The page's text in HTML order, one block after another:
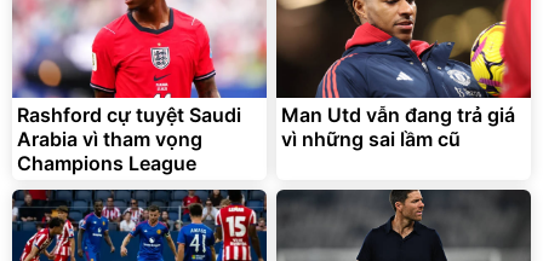
Rashford cự tuyệt Saudi
Arabia vì tham vọng
Champions League
Man Utd vẫn đang trả giá
vì những sai lầm cũ